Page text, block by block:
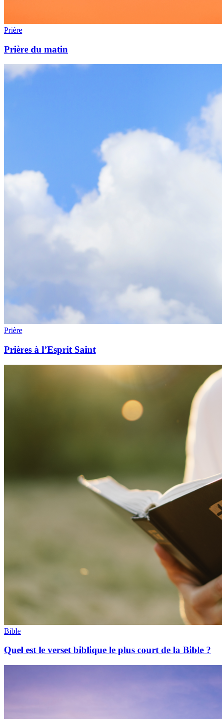
Prière
Prière du matin
Prière
Prières à l’Esprit Saint
Bible
Quel est le verset biblique le plus court de la Bible ?